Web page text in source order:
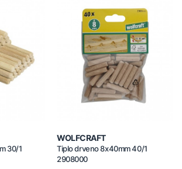
30/1
WOLFCRAFT
Tiplo drveno 8x40mm 40/1
2908000